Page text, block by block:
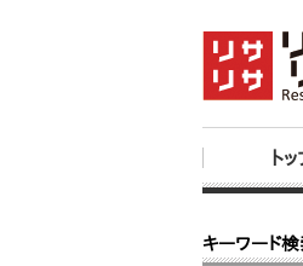
ト
キーワード